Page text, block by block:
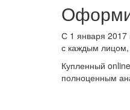
С 1 января 2017
с каждым лицом,
Купленный
полноценным